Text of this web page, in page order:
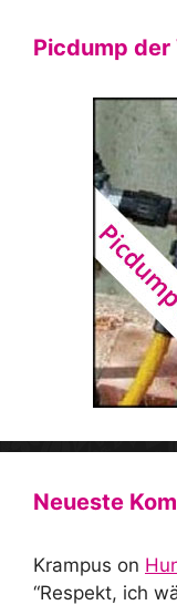
Picdump der
Neueste
Krampus on
“Respekt, ich